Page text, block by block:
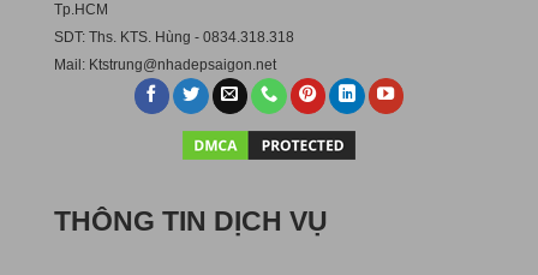
Tp.HCM
SDT: Ths. KTS. Hùng - 0834.318.318
Mail: Ktstrung@nhadepsaigon.net
THÔNG TIN DỊCH VỤ